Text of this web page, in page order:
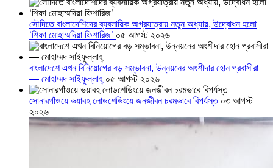
সৌদিতে বাংলাদেশিদের ব্যবসায়িক অগ্রযাত্রায় নতুন অধ্যায়, উদ্বোধন হলো
‘শিফা মোহাম্মদিয়া ফিশারিজ’ ০৫ আগস্ট ২০২৬
বাংলাদেশে এখন বিনিয়োগের বড় সম্ভাবনা, উন্নয়নের অংশীদার হোন প্রবাসীরা
— মোহাম্মদ সাইফুল্লাহ্ ০৫ আগস্ট ২০২৬
সোনারগাঁওয়ে ভয়াবহ লোডশেডিংয়ে জনজীবন চরমভাবে বিপর্যস্ত ০৩ আগস্ট
২০২৬